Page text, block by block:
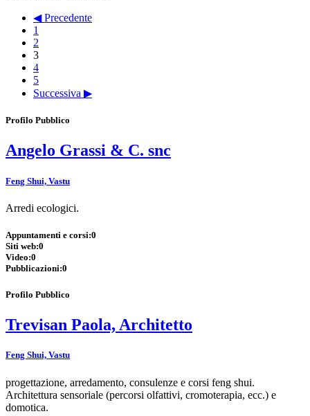
◀ Precedente
1
2
3
4
5
Successiva ▶
Profilo Pubblico
Angelo Grassi & C. snc
Feng Shui, Vastu
Arredi ecologici.
Appuntamenti e corsi:0
Siti web:0
Video:0
Pubblicazioni:0
Profilo Pubblico
Trevisan Paola, Architetto
Feng Shui, Vastu
progettazione, arredamento, consulenze e corsi feng shui.
Architettura sensoriale (percorsi olfattivi, cromoterapia, ecc.) e
domotica.